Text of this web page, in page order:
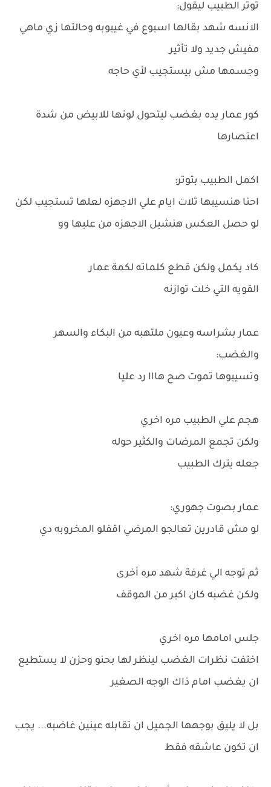
توتر الطبيب ليقول:
الانسه شهد بقالها اسبوع في غيبوبه وحالتها زي ماهي
مفيش جديد ولا تأثير
وجسمها مش بيستجيب لأي حاجه
كور عمار يده بغضب ليتحول لونها للابيض من شدة
اعتصارها
اكمل الطبيب بتوتر:
احنا هنسيبها تلات ايام علي الاجهزه لعلها تستجيب لكن
لو حصل العكس هنشيل الاجهزه من عليها وو
كاد يكمل ولكن قطع كلماته لكمة عمار
القويه التي خلت توازنه
عمار بشراسه وعيون ملتهبه من البكاء والسهر
والغضب:
وتسيبوها تموت صح هااا رد عليا
هجم علي الطبيب مره اخري
ولكن تجمع المرضات والكثير حوله
جعله يترك الطبيب
عمار بصوت جهوري:
لو مش قادرين تعالجو المرضي اقفلو المخروبه دي
ثم توجه الي غرفة شهد مره أخرى
ولكن غضبه كان اكبر من الموقف
جلس امامها مره اخري
اختفت نظرات الغضب لينظر لها بحنو وحزن لا يستطيع
ان يغضب امام ذاك الوجه الصغير
بل لا يليق بوجهها الجميل ان تقابله عينين غاضبه... يجب
ان تكون عاشقه فقط